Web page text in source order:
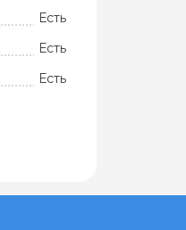
Есть
Есть
Есть